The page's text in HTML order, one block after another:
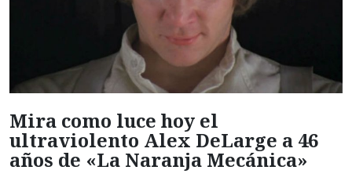
Mira como luce hoy el
ultraviolento Alex DeLarge a 46
años de «La Naranja Mecánica»